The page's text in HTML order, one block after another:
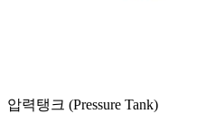
압력탱크 (Pressure Tank)